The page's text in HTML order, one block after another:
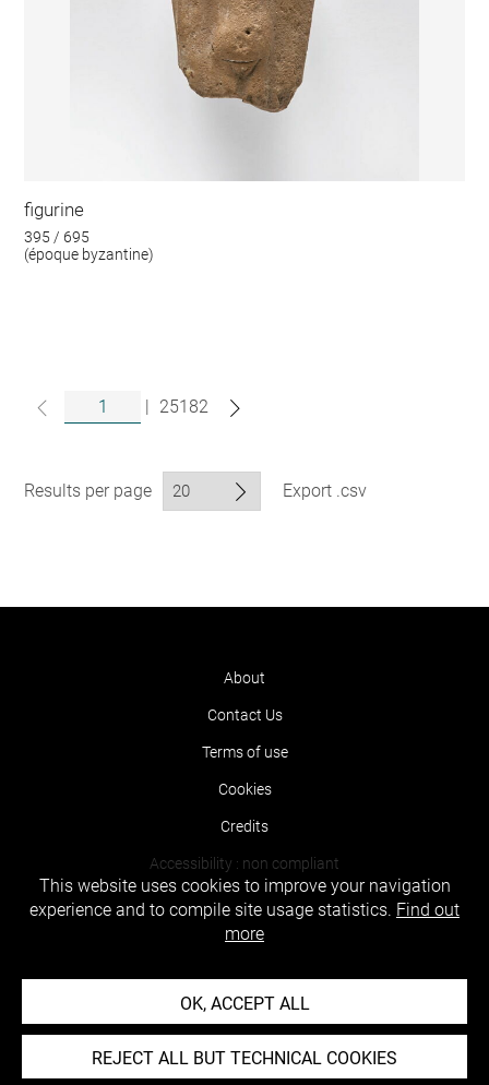
figurine
395 / 695
(époque byzantine)
| 25182
Results per page Export .csv
About
Contact Us
Terms of use
Cookies
Credits
Accessibility : non compliant
This website uses cookies to improve your navigation
experience and to compile site usage statistics. Find out
more
OK, ACCEPT ALL
REJECT ALL BUT TECHNICAL COOKIES